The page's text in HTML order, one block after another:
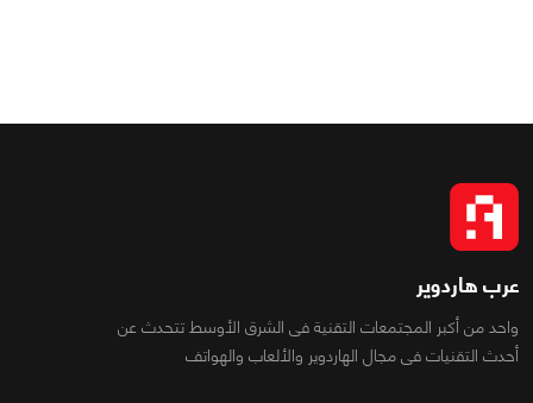
عرب هاردوير
واحد من أكبر المجتمعات التقنية فى الشرق الأوسط تتحدث عن
أحدث التقنيات فى مجال الهاردوير والألعاب والهواتف